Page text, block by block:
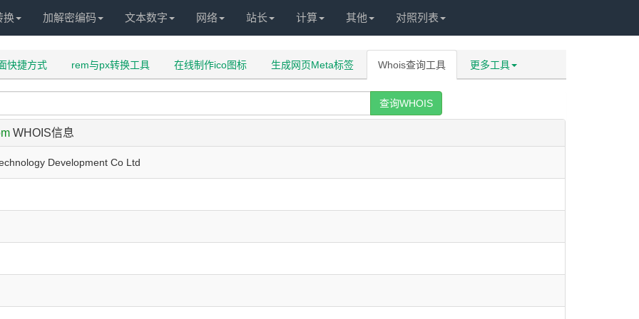
换 加解密编码 文本数字 网络 站长 计算 其他 对照列表
快捷方式 rem与px转换工具 在线制作ico图标 生成网页Meta标签 Whois查询工具 更多工具
查询WHOIS
WHOIS信息
Development Co Ltd